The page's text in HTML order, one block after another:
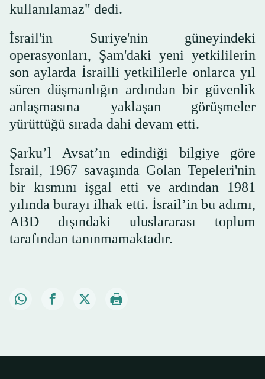
kullanılamaz" dedi.
İsrail'in Suriye'nin güneyindeki
operasyonları, Şam'daki yeni yetkililerin
son aylarda İsrailli yetkililerle onlarca yıl
süren düşmanlığın ardından bir güvenlik
anlaşmasına yaklaşan görüşmeler
yürüttüğü sırada dahi devam etti.
Şarku’l Avsat’ın edindiği bilgiye göre
İsrail, 1967 savaşında Golan Tepeleri'nin
bir kısmını işgal etti ve ardından 1981
yılında burayı ilhak etti. İsrail’in bu adımı,
ABD dışındaki uluslararası toplum
tarafından tanınmamaktadır.